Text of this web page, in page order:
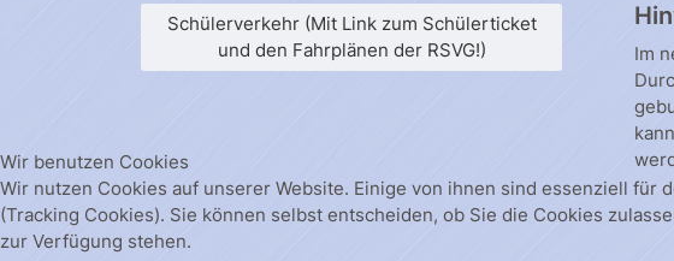
Schülerverkehr (Mit Link zum Schülerticket
und den Fahrplänen der RSVG!)
Im
Wir benutzen Cookies
Wir nutzen Cookies auf unserer Website. Einige von ihnen sind essenziell
(Tracking Cookies). Sie können selbst entscheiden, ob Sie die Cookies
zur Verfügung stehen.